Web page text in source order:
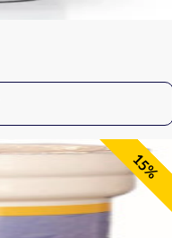
15%